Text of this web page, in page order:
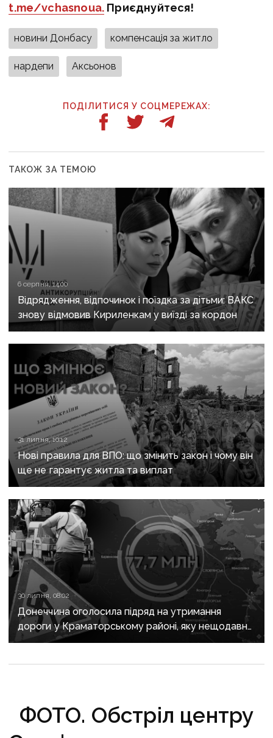
t.me/vchasnoua. Приєднуйтеся!
новини Донбасу компенсація за житло
нардепи Аксьонов
ПОДІЛИТИСЯ У СОЦМЕРЕЖАХ:
ТАКОЖ ЗА ТЕМОЮ
6 серпня, 14:00
Відрядження, відпочинок і поїздка за дітьми: ВАКС
знову відмовив Кириленкам у виїзді за кордон
31 липня, 10:12
Нові правила для ВПО: що змінить закон і чому він
ще не гарантує житла та виплат
30 липня, 08:02
Донеччина оголосила підряд на утримання
дороги у Краматорському районі, яку нещодавно
вже ремонтували
ФОТО. Обстріл центру